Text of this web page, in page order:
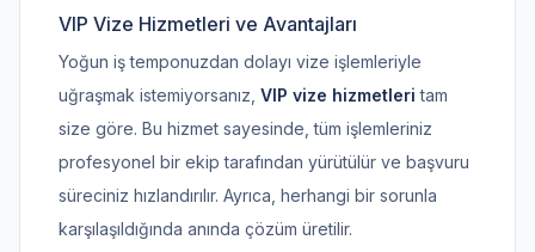
VIP Vize Hizmetleri ve Avantajları
Yoğun iş temponuzdan dolayı vize işlemleriyle
uğraşmak istemiyorsanız, VIP vize hizmetleri tam
size göre. Bu hizmet sayesinde, tüm işlemleriniz
profesyonel bir ekip tarafından yürütülür ve başvuru
süreciniz hızlandırılır. Ayrıca, herhangi bir sorunla
karşılaşıldığında anında çözüm üretilir.